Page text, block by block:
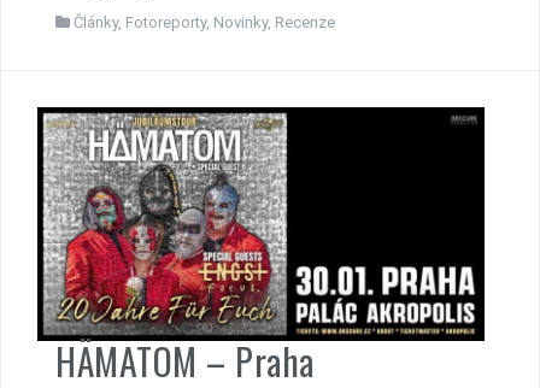
Články, Fotoreporty, Novinky, Recenze
HÄMATOM – Praha